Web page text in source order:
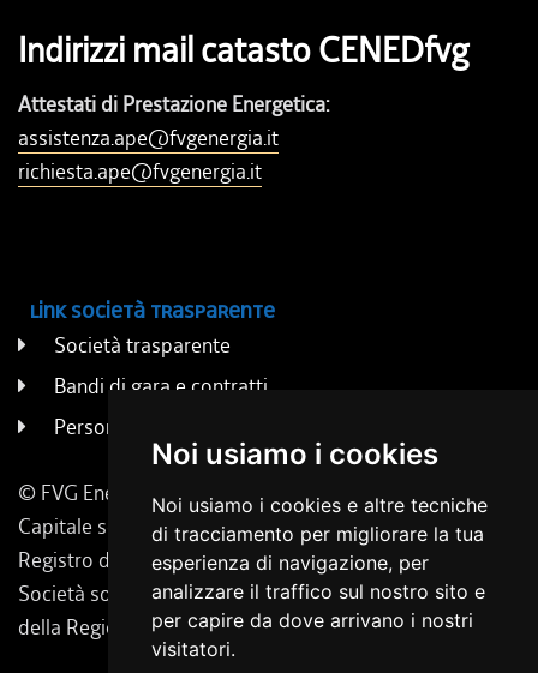
Noi usiamo i cookies
Noi usiamo i cookies e altre tecniche
di tracciamento per migliorare la tua
esperienza di navigazione, per
analizzare il traffico sul nostro sito e
per capire da dove arrivano i nostri
visitatori.
Indirizzi mail catasto CENEDfvg
Attestati di Prestazione Energetica:
assistenza.ape@fvgenergia.it
richiesta.ape@fvgenergia.it
Link società trasparente
Società trasparente
Bandi di gara e contratti
Persone e uffici
© FVG Energia S.p.A. - Tutti i diritti riservati
Capitale sociale 130.000 € i.v. | Codice Fiscale, Iscrizione
Registro delle Imprese di Udine 02431160304
Società soggetta a direzione e coordinamento da parte
della Regione Friuli Venezia Giulia.